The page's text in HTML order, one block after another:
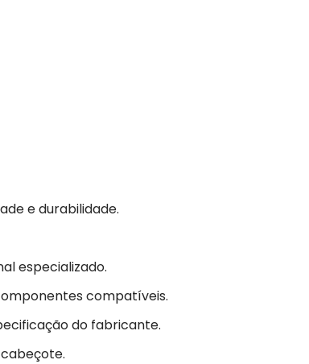
e durabilidade.
especializado.
compatíveis.
do fabricante.